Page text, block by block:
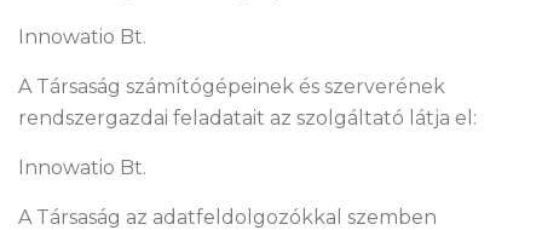
Innowatio Bt.
A Társaság számítógépeinek és szerverének
rendszergazdai feladatait az szolgáltató látja el:
Innowatio Bt.
A Társaság az adatfeldolgozókkal szemben